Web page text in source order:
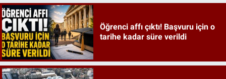
Öğrenci affı çıktı! Başvuru için o
tarihe kadar süre verildi